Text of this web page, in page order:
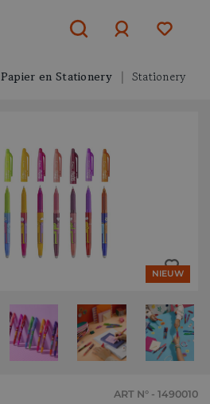
Papier en Stationery Stationery
NIEUW
ART N° - 1490010